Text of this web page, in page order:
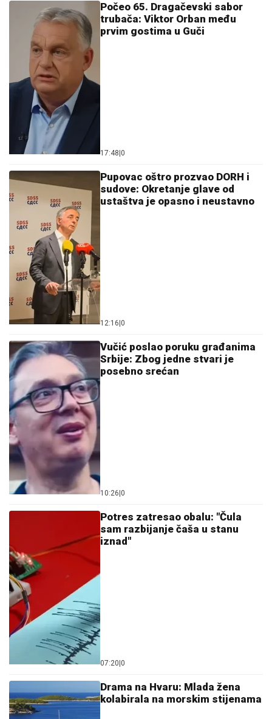
Počeo 65. Dragačevski sabor
trubača: Viktor Orban među
prvim gostima u Guči
17:48 0
Pupovac oštro prozvao DORH i
sudove: Okretanje glave od
ustaštva je opasno i neustavno
12:16 0
Vučić poslao poruku građanima
Srbije: Zbog jedne stvari je
posebno srećan
10:26 0
Potres zatresao obalu: "Čula
sam razbijanje čaša u stanu
iznad"
07:20 0
Drama na Hvaru: Mlada žena
kolabirala na morskim stijenama